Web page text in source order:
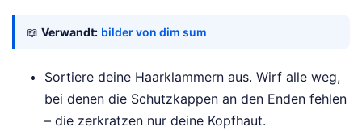
📖 Verwandt: bilder von dim sum
Sortiere deine Haarklammern aus. Wirf alle weg,
bei denen die Schutzkappen an den Enden fehlen
– die zerkratzen nur deine Kopfhaut.